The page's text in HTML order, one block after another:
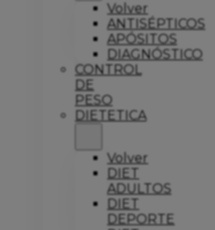
Volver
ANTISÉPTICOS
APÓSITOS
DIAGNÓSTICO
CONTROL
DE
PESO
DIETETICA
Volver
DIET
ADULTOS
DIET
DEPORTE